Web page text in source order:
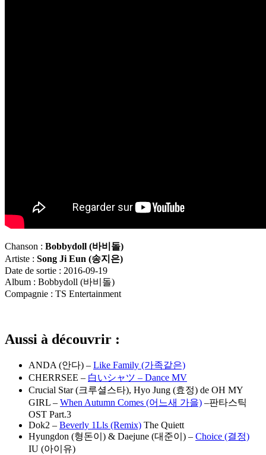
Chanson : Bobbydoll (바비돌)
Artiste : Song Ji Eun (송지은)
Date de sortie : 2016-09-19
Album : Bobbydoll (바비돌)
Compagnie : TS Entertainment
Aussi à découvrir :
ANDA (안다) – Like Family (가족같은)
CHERRSEE – 白いシャツ – Dance MV
Crucial Star (크루셜스타), Hyo Jung (효정) de OH MY
GIRL – When Autumn Comes (어느새 가을) –판타스틱
OST Part.3
Dok2 – Beverly 1Lls (Remix) The Quiett
Hyungdon (형돈이) & Daejune (대준이) – Choice (결정)
IU (아이유)